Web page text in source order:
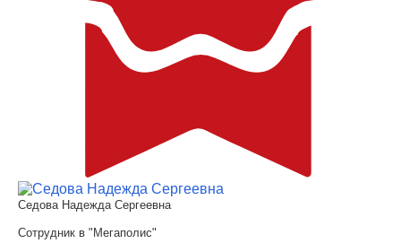
Седова Надежда Сергеевна
Сотрудник в "Мегаполис"